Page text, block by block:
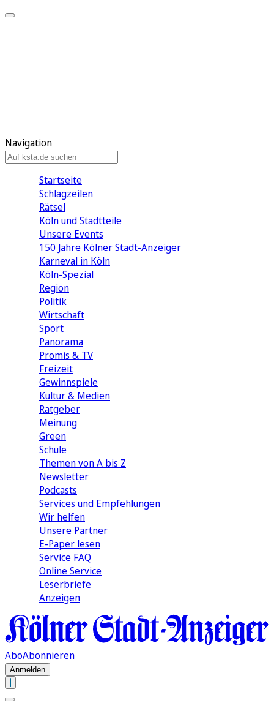
Navigation
Startseite
Schlagzeilen
Rätsel
Köln und Stadtteile
Unsere Events
150 Jahre Kölner Stadt-Anzeiger
Karneval in Köln
Köln-Spezial
Region
Politik
Wirtschaft
Sport
Panorama
Promis & TV
Freizeit
Gewinnspiele
Kultur & Medien
Ratgeber
Meinung
Green
Schule
Themen von A bis Z
Newsletter
Podcasts
Services und Empfehlungen
Wir helfen
Unsere Partner
E-Paper lesen
Service FAQ
Online Service
Leserbriefe
Anzeigen
AboAbonnieren
Anmelden